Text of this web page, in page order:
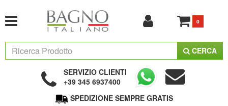
0
CERCA
SERVIZIO CLIENTI
+39 345 6937400
SPEDIZIONE SEMPRE GRATIS